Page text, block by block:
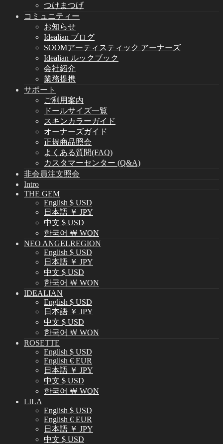
つけまつげ
コミュニティー
お知らせ
Idealian ブログ
SOOMアーティスティック アーナーズ
Idealian ルックブック
会社紹介
業務提携
サポート
ご利用案内
ドールサイズ一覧
スキンカラーガイド
オーナーズガイド
正規商品照会
よくある質問(FAQ)
カスタマーセンター (Q&A)
非会員注文照会
Intro
THE GEM
English $ USD
日本語 ￥ JPY
中文 $ USD
한국어 ￦ WON
NEO ANGELREGION
English $ USD
日本語 ￥ JPY
中文 $ USD
한국어 ￦ WON
IDEALIAN
English $ USD
日本語 ￥ JPY
中文 $ USD
한국어 ￦ WON
ROSETTE
English $ USD
English € EUR
日本語 ￥ JPY
中文 $ USD
한국어 ￦ WON
LILA
English $ USD
English € EUR
日本語 ￥ JPY
中文 $ USD